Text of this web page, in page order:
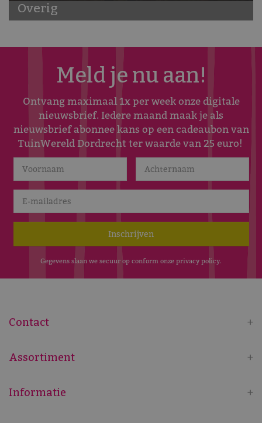
Overig
Meld je nu aan!
Ontvang maximaal 1x per week onze digitale
nieuwsbrief. Iedere maand maak je als
nieuwsbrief abonnee kans op een cadeaubon van
TuinWereld Dordrecht ter waarde van 25 euro!
Gegevens slaan we secuur op conform onze privacy policy.
Contact
Assortiment
Informatie